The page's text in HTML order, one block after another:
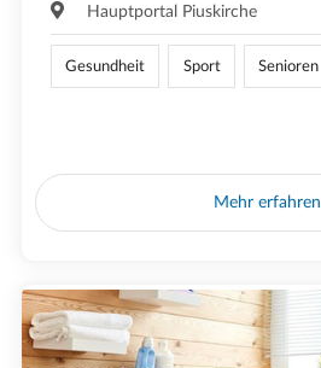
Hauptportal Piuskirche
Gesundheit Sport Senioren
Mehr erfahren